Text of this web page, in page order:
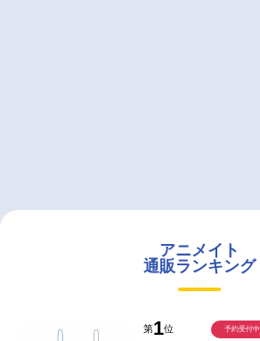
アニメイト
通販ランキング
第1位 予約受付中